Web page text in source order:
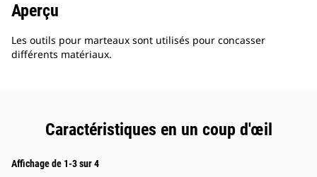
Aperçu
Les outils pour marteaux sont utilisés pour concasser
différents matériaux.
Caractéristiques en un coup d'œil
Affichage de 1-3 sur 4